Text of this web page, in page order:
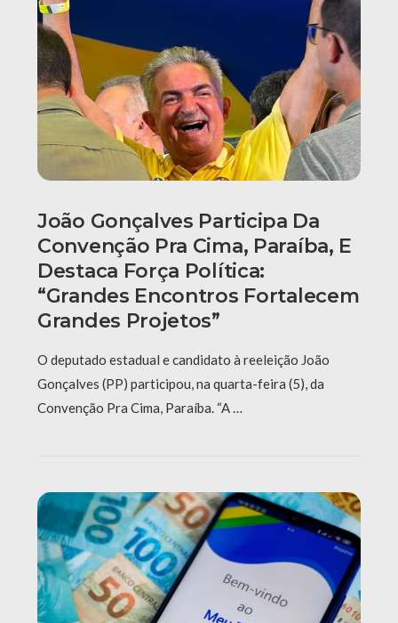
João Gonçalves Participa Da
Convenção Pra Cima, Paraíba, E
Destaca Força Política:
“grandes Encontros Fortalecem
Grandes Projetos”
O deputado estadual e candidato à reeleição João
Gonçalves (PP) participou, na quarta-feira (5), da
Convenção Pra Cima, Paraíba. “A …